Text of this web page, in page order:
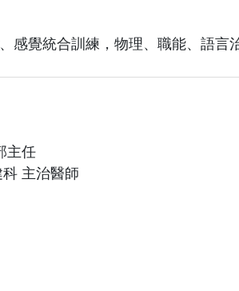
感覺統合訓練，物理、職能、語言
主任
主治醫師